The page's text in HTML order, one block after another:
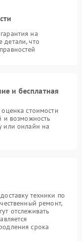
на
что
и бесплатная
стоимости
и возможность
или онлайн на
техники по
ремонт,
отслеживать
срока